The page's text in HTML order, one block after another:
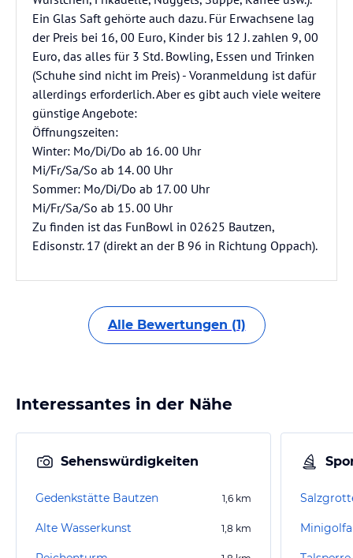
Ein Glas Saft gehörte auch dazu. Für Erwachsene lag
der Preis bei 16, 00 Euro, Kinder bis 12 J. zahlen 9, 00
Euro, das alles für 3 Std. Bowling, Essen und Trinken
(Schuhe sind nicht im Preis) - Voranmeldung ist dafür
allerdings erforderlich. Aber es gibt auch viele weitere
günstige Angebote:
Öffnungszeiten:
Winter: Mo/Di/Do ab 16. 00 Uhr
Mi/Fr/Sa/So ab 14. 00 Uhr
Sommer: Mo/Di/Do ab 17. 00 Uhr
Mi/Fr/Sa/So ab 15. 00 Uhr
Zu finden ist das FunBowl in 02625 Bautzen,
Edisonstr. 17 (direkt an der B 96 in Richtung Oppach).
Alle Bewertungen (1)
Interessantes in der Nähe
Sehenswürdigkeiten
Gedenkstätte Bautzen 1,6 km
Alte Wasserkunst 1,8 km